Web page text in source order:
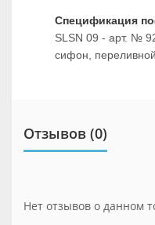
Спецификация
SLSN 09 - арт. №
сифон,
Отзывов (0)
Нет отзывов о данном